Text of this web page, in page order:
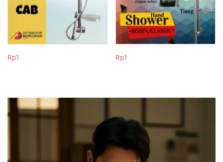
Rp1 Rp1